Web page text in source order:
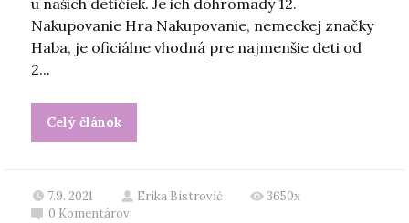
Nakupovanie Hra Nakupovanie, nemeckej značky
Haba, je oficiálne vhodná pre najmenšie deti od
2...
Celý článok
7.9. 2021 Erika Bistrović
3650x
0 Komentárov